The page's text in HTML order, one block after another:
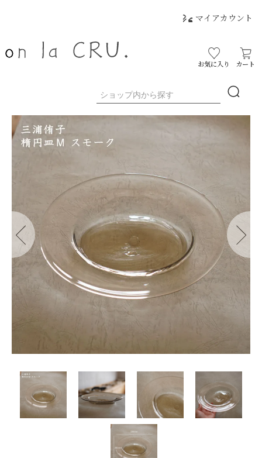
マイアカウント
お気に入り カート